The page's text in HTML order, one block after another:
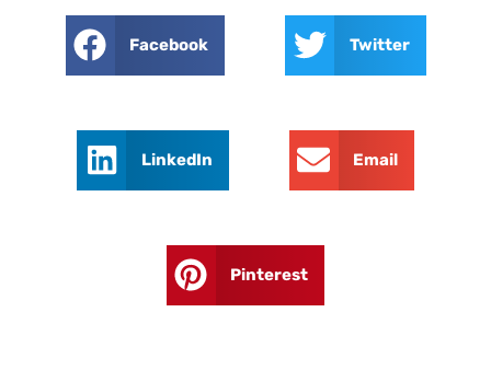
Facebook Twitter
LinkedIn Email
Pinterest